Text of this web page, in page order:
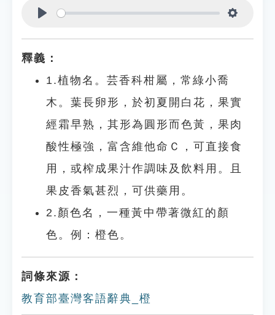
釋義：
1.植物名。芸香科柑屬，常綠小喬
木。葉長卵形，於初夏開白花，果實
經霜早熟，其形為圓形而色黃，果肉
酸性極強，富含維他命Ｃ，可直接食
用，或榨成果汁作調味及飲料用。且
果皮香氣甚烈，可供藥用。
2.顏色名，一種黃中帶著微紅的顏
色。例：橙色。
詞條來源：
教育部臺灣客語辭典_橙